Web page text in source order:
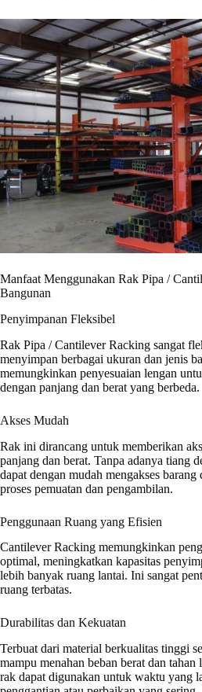
Manfaat Menggunakan Rak Pipa /
Bangunan
Penyimpanan Fleksibel
Rak Pipa / Cantilever Racking sangat
menyimpan berbagai ukuran dan jenis
memungkinkan penyesuaian lengan
dengan panjang dan berat yang berbeda.
Akses Mudah
Rak ini dirancang untuk memberikan
panjang dan berat. Tanpa adanya tiang
dapat dengan mudah mengakses
proses pemuatan dan pengambilan.
Penggunaan Ruang yang Efisien
Cantilever Racking memungkinkan
optimal, meningkatkan kapasitas
lebih banyak ruang lantai. Ini sangat
ruang terbatas.
Durabilitas dan Kekuatan
Terbuat dari material berkualitas tinggi
mampu menahan beban berat dan
rak dapat digunakan untuk waktu yang